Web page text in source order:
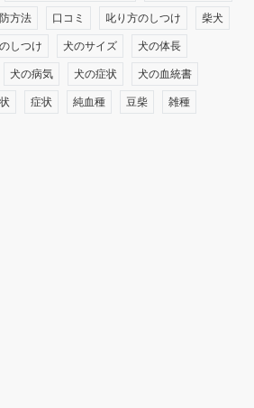
方法 口コミ 叱り方のしつけ 柴犬
しつけ 犬のサイズ 犬の体長
犬の病気 犬の症状 犬の血統書
症状 純血種 豆柴 雑種